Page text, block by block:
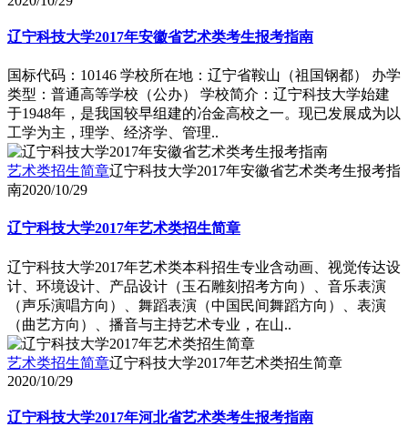
辽宁科技大学2017年安徽省艺术类考生报考指南
国标代码：10146 学校所在地：辽宁省鞍山（祖国钢都） 办学
类型：普通高等学校（公办） 学校简介：辽宁科技大学始建
于1948年，是我国较早组建的冶金高校之一。现已发展成为以
工学为主，理学、经济学、管理..
艺术类招生简章辽宁科技大学2017年安徽省艺术类考生报考指
南2020/10/29
辽宁科技大学2017年艺术类招生简章
辽宁科技大学2017年艺术类本科招生专业含动画、视觉传达设
计、环境设计、产品设计（玉石雕刻招考方向）、音乐表演
（声乐演唱方向）、舞蹈表演（中国民间舞蹈方向）、表演
（曲艺方向）、播音与主持艺术专业，在山..
艺术类招生简章辽宁科技大学2017年艺术类招生简章
2020/10/29
辽宁科技大学2017年河北省艺术类考生报考指南